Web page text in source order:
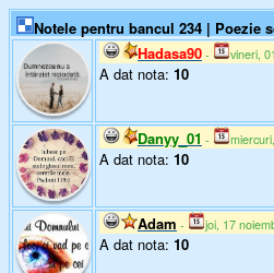
Notele pentru bancul 234 | Poezie
Hadasa90 - vineri,
A dat nota: 10
Danyy_01 -
A dat nota: 10
Adam - joi, 17
A dat nota: 10